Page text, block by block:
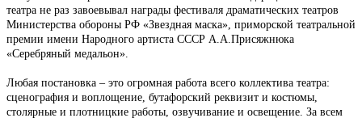
театра не раз завоевывал награды фестиваля драматических театров
Министерства обороны РФ «Звездная маска», приморской театральной
премии имени Народного артиста СССР А.А.Присяжнюка
«Серебряный медальон».
Любая постановка – это огромная работа всего коллектива театра:
сценография и воплощение, бутафорский реквизит и костюмы,
столярные и плотницкие работы, озвучивание и освещение. За всем